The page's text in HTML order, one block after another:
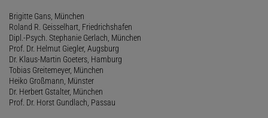
Brigitte Gans, München
Roland R. Geisselhart, Friedrichshafen
Dipl.-Psych. Stephanie Gerlach, München
Prof. Dr. Helmut Giegler, Augsburg
Dr. Klaus-Martin Goeters, Hamburg
Tobias Greitemeyer, München
Heiko Großmann, Münster
Dr. Herbert Gstalter, München
Prof. Dr. Horst Gundlach, Passau